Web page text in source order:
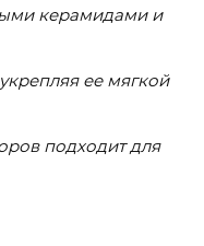
керамидами и
ее мягкой
подходит для